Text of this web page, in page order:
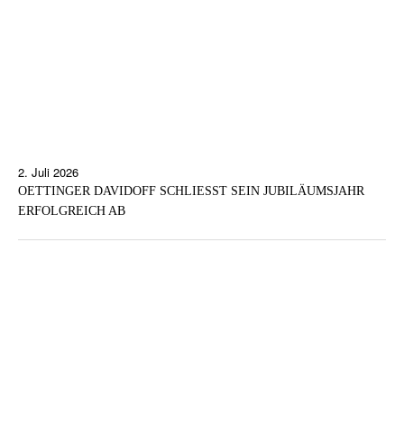
2. Juli 2026
OETTINGER DAVIDOFF SCHLIESST SEIN JUBILÄUMSJAHR
ERFOLGREICH AB